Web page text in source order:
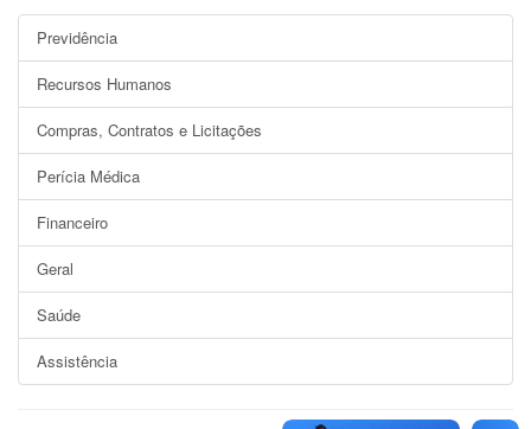
Previdência
Recursos Humanos
Compras, Contratos e Licitações
Perícia Médica
Financeiro
Geral
Saúde
Assistência